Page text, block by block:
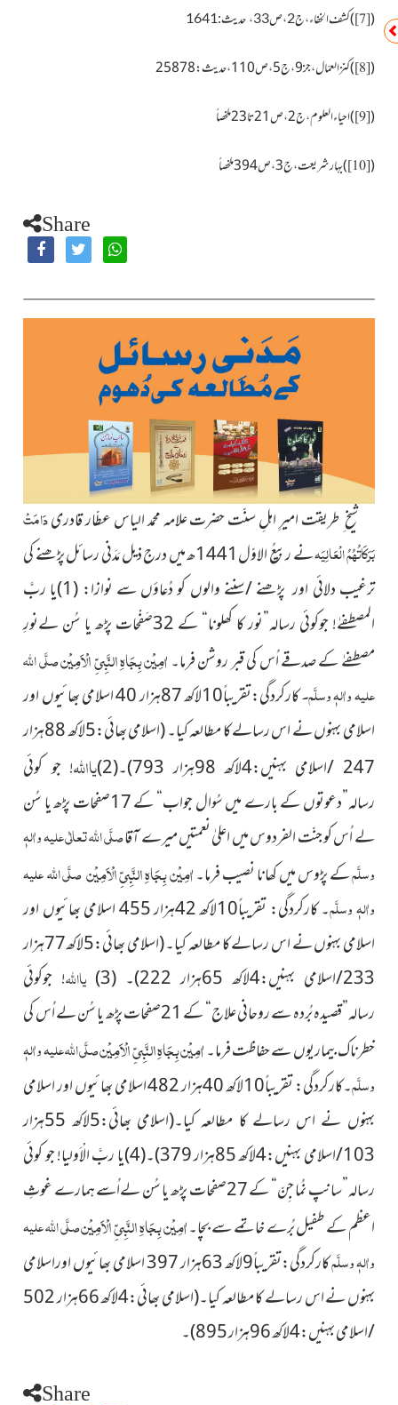
(
[7]
)کشف الخفاء،ج2،ص33، حدیث:1641
(
[8]
)کنزالعمّال، جز9،ج 5،ص110، حدیث:25878
(
[9]
)احیاء العلوم ،ج 2،ص21 تا 23 ملخصاً
(
[10]
)بہارشریعت،ج3،ص394ملخصاً
Share
شیخ ِ طریقت امیرِ اہلِ سنّت حضرت علامہ محمد الیاس عطّار قادریدَامَتْ
بَرَکَاتُہُمُ الْعَالِیَہنے ربیعُ الاوّل1441ھ میں
درج ذیل مَدَنی رسائل پڑھنے کی
ترغیب دلائی اور پڑھنے /سننے والوں کو دُعاؤں سے نوازا: (1)یا ربَّ
المصطفےٰ! جوکوئی رسالہ”نور کا کھلونا“
کے 32صَفْحات پڑھ یا سُن لےنورِ
مصطفےٰ کے صدقے اُس کی قبر روشن فرما۔اٰمِیْن بِجَاہِ النَّبِیِّ الْاَمِیْنصلَّی اللہ
علیہ واٰلہٖ وسلَّم۔کارکردگی:تقریباً10لاکھ 87ہزار 40 اسلامی بھائیوں اور
اسلامی بہنوں نے اس رسالے کا مطالعہ کیا۔
(اسلامی بھائی:5لاکھ 88ہزار
247 /اسلامی بہنیں:4لاکھ 98ہزار 793)۔
(2) یااللہ! جو کوئی
رسالہ”دعوتوں کے بارے میں سُوال جواب“
کے 17صفحات پڑھ یا سُن
لے اُس کو جنّت الفردوس میں اعلیٰ نعمتیں میرے آقاصلَّی اللہ تعالٰی علیہ واٰلہٖ
وسلَّمکے پڑوس میں کھانا نصیب فرما۔اٰمِیْن بِجَاہِ النَّبِیِّ الْاَمِیْنصلَّی اللہ علیہ
واٰلہٖ وسلَّم
۔ کارکردگی: تقریباً10لاکھ 42ہزار 455 اسلامی بھائیوں اور
اسلامی بہنوں نے اس رسالے کا مطالعہ کیا۔
(اسلامی بھائی:5لاکھ77ہزار
233/اسلامی بہنیں:4لاکھ 65ہزار 222)
۔ (3) یااللہ! جوکوئی
رسالہ”قصیدہ بُردہ سے روحانی علاج“
کے 21صفحات پڑھ یا سُن لے اُس کی
خطرناک بیماریوں سے حفاظت فرما۔اٰمِیْن بِجَاہِ النَّبِیِّ الْاَمِیْنصلَّی اللہ علیہ واٰلہٖ
وسلَّم
۔کارکردگی: تقریباً10لاکھ 40ہزار 482 اسلامی بھائیوں اور اسلامی
بہنوں نے اس رسالے کا مطالعہ کیا۔(اسلامی بھائی:5لاکھ 55ہزار
103/اسلامی بہنیں:4لاکھ 85ہزار 379)
۔(4)یا ربَّ الْاَولیا! جو کوئی
رسالہ”سانپ نُما جِنّ“
کے 27صفحات پڑھ یا سُن لےاُسے ہمارے غوثِ
اعظمکے طفیل بُرے خاتمے سے بچا۔اٰمِیْن بِجَاہِ النَّبِیِّ الْاَمِیْنصلَّی اللہ علیہ
واٰلہٖ وسلَّم
کارکردگی:تقریباً9لاکھ 63ہزار 397 اسلامی بھائیوں اوراسلامی
بہنوں نے اس رسالے کا مطالعہ کیا۔(اسلامی بھائی
:4لاکھ 66ہزار 502
/اسلامی بہنیں:4لاکھ 96ہزار 895)۔
Share